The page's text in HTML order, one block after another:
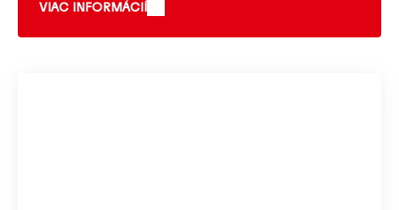
VIAC INFORMÁCIÍ